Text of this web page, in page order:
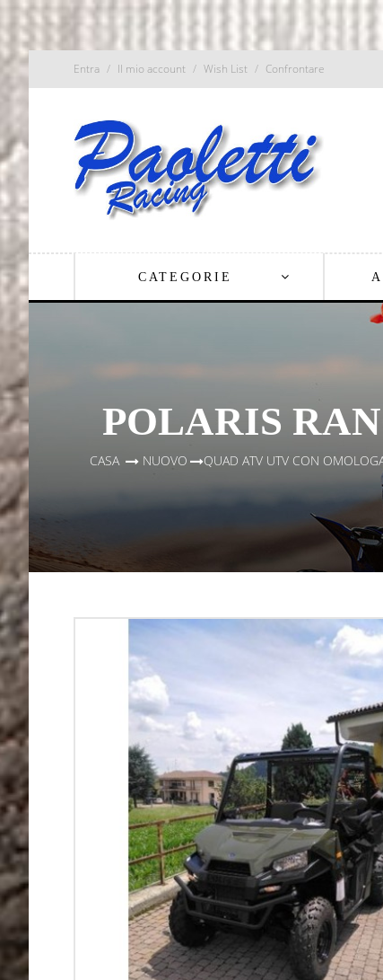
Entra Il mio account Wish List Confrontare
CATEGORIE
CASA > NUOVO > QUAD ATV UTV CON
POLARIS